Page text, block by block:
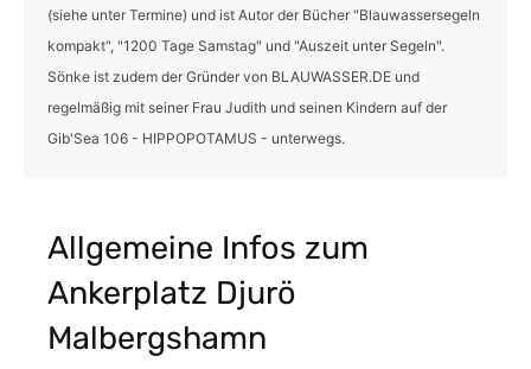
(siehe unter Termine) und ist Autor der Bücher "Blauwassersegeln
kompakt", "1200 Tage Samstag" und "Auszeit unter Segeln".
Sönke ist zudem der Gründer von BLAUWASSER.DE und
regelmäßig mit seiner Frau Judith und seinen Kindern auf der
Gib'Sea 106 - HIPPOPOTAMUS - unterwegs.
Allgemeine Infos zum
Ankerplatz Djurö
Malbergshamn